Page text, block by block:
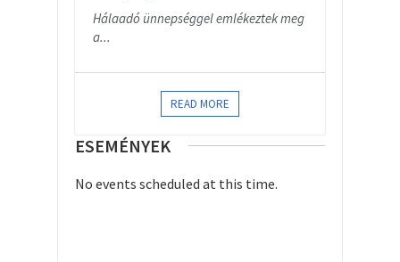
Hálaadó ünnepséggel emlékeztek meg
a...
READ MORE
ESEMÉNYEK
No events scheduled at this time.